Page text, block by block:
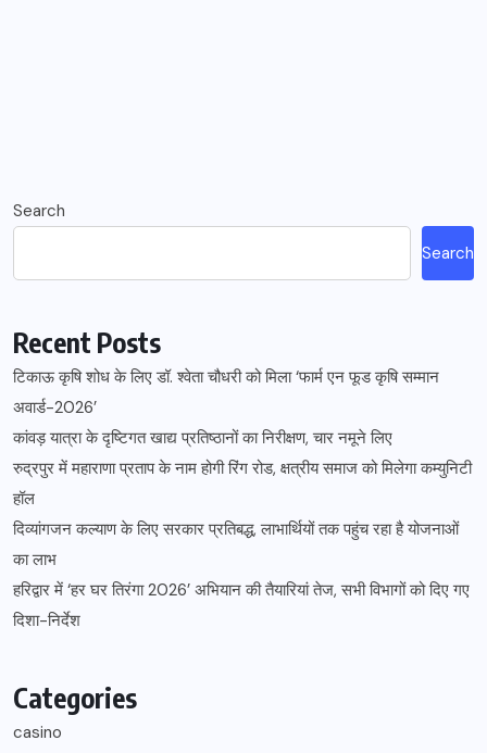
Search
Search
Recent Posts
टिकाऊ कृषि शोध के लिए डॉ. श्वेता चौधरी को मिला ‘फार्म एन फूड कृषि सम्मान
अवार्ड-2026’
कांवड़ यात्रा के दृष्टिगत खाद्य प्रतिष्ठानों का निरीक्षण, चार नमूने लिए
रुद्रपुर में महाराणा प्रताप के नाम होगी रिंग रोड, क्षत्रीय समाज को मिलेगा कम्युनिटी
हॉल
दिव्यांगजन कल्याण के लिए सरकार प्रतिबद्ध, लाभार्थियों तक पहुंच रहा है योजनाओं
का लाभ
हरिद्वार में ‘हर घर तिरंगा 2026’ अभियान की तैयारियां तेज, सभी विभागों को दिए गए
दिशा-निर्देश
Categories
casino